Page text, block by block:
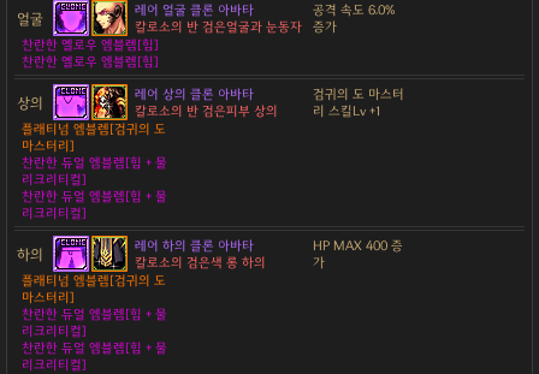
얼굴
레어 얼굴 클론 아바타
칼로소의 반 검은얼굴과 눈동자
공격 속도 6.0%
증가
찬란한 옐로우 엠블렘[힘]
찬란한 옐로우 엠블렘[힘]
상의
레어 상의 클론 아바타
칼로소의 반 검은피부 상의
검귀의 도 마스터
리 스킬Lv +1
플래티넘 엠블렘[검귀의 도
마스터리]
찬란한 듀얼 엠블렘[힘 + 물
리크리티컬]
찬란한 듀얼 엠블렘[힘 + 물
리크리티컬]
하의
레어 하의 클론 아바타
칼로소의 검은색 롱 하의
HP MAX 400 증
가
플래티넘 엠블렘[검귀의 도
마스터리]
찬란한 듀얼 엠블렘[힘 + 물
리크리티컬]
찬란한 듀얼 엠블렘[힘 + 물
리크리티컬]